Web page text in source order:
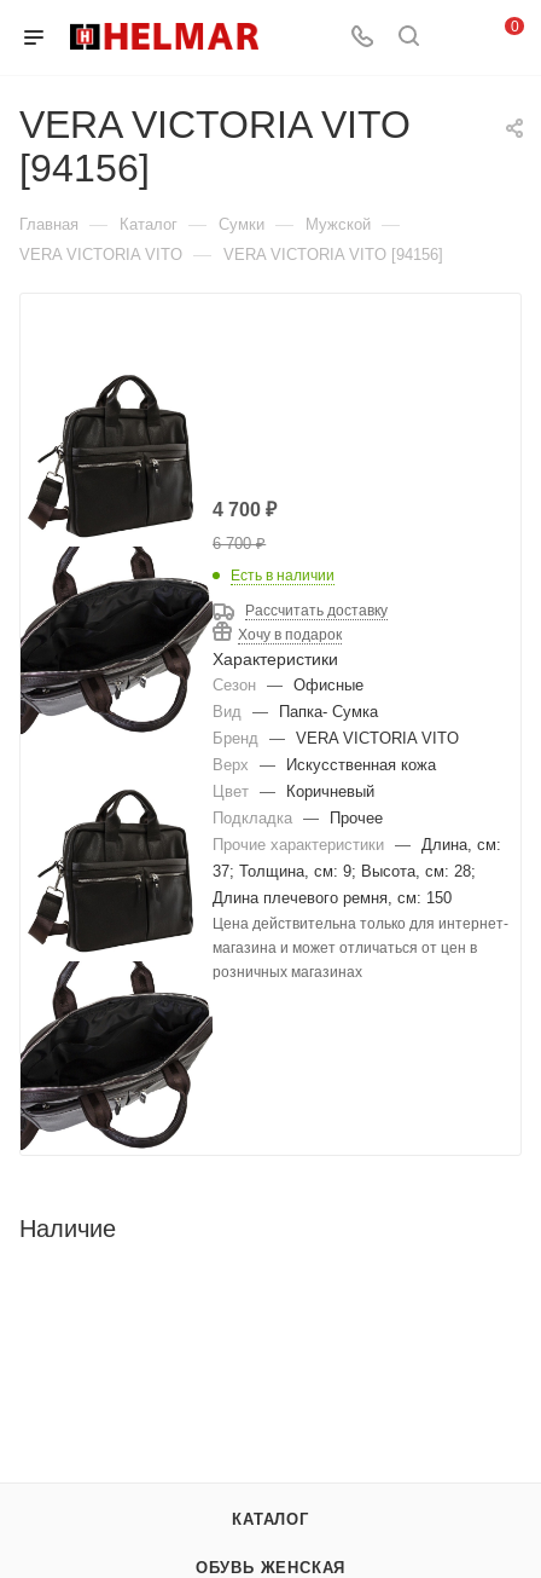
0
VERA VICTORIA VITO
[94156]
Главная — Каталог — Сумки — Мужской —
VERA VICTORIA VITO — VERA VICTORIA VITO [94156]
4 700 ₽
6 700₽
Есть в наличии
Рассчитать доставку
Хочу в подарок
Характеристики
Сезон —
Офисные
Вид
—
Папка- Сумка
Бренд
—
VERA VICTORIA VITO
Верх
—
Искусственная кожа
Цвет
—
Коричневый
Подкладка
—
Прочее
Прочие характеристики
—
Длина, см:
37; Толщина, см: 9; Высота, см: 28;
Длина плечевого ремня, см: 150
Цена действительна только для интернет-
магазина и может отличаться от цен в
розничных магазинах
Наличие
КАТАЛОГ
ОБУВЬ ЖЕНСКАЯ